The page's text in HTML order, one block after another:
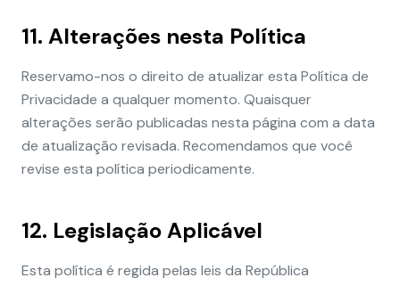
11. Alterações nesta Política
Reservamo-nos o direito de atualizar esta Política de
Privacidade a qualquer momento. Quaisquer
alterações serão publicadas nesta página com a data
de atualização revisada. Recomendamos que você
revise esta política periodicamente.
12. Legislação Aplicável
Esta política é regida pelas leis da República